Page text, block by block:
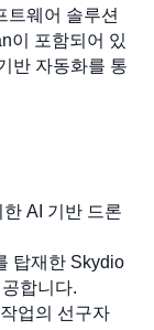
트웨어 솔루션
이 포함되어 있
반 자동화를 통
AI 기반 드론
탑재한 Skydio
합니다.
업의 선구자